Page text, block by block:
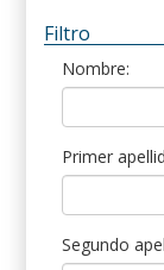
Filtro
Nombre:
Primer
Segundo